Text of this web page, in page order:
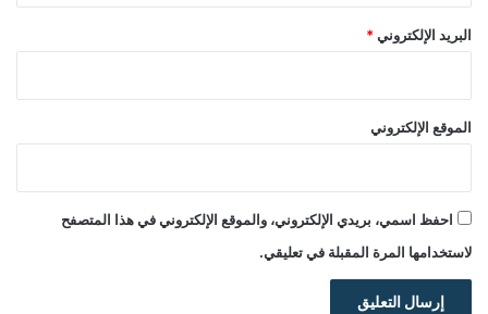
البريد الإلكتروني *
الموقع الإلكتروني
احفظ اسمي، بريدي الإلكتروني، والموقع الإلكتروني في هذا المتصفح
لاستخدامها المرة المقبلة في تعليقي.